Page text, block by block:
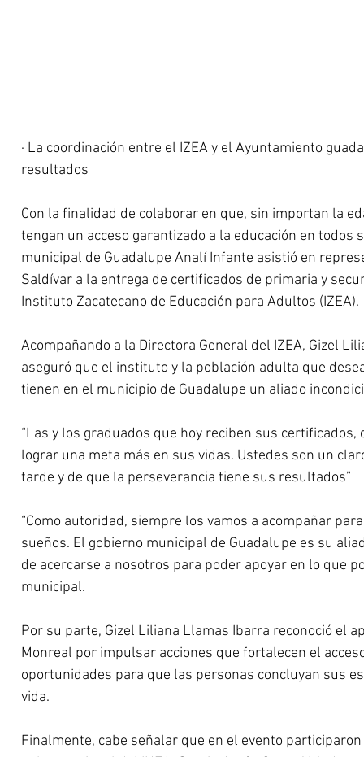
· La coordinación entre el IZEA y el Ayuntamiento
resultados
Con la finalidad de colaborar en que, sin importan la
tengan un acceso garantizado a la educación en todos
municipal de Guadalupe Analí Infante asistió en
Saldívar a la entrega de certificados de primaria y
Instituto Zacatecano de Educación para Adultos (IZEA).
Acompañando a la Directora General del IZEA, Gizel
aseguró que el instituto y la población adulta que
tienen en el municipio de Guadalupe un aliado
“Las y los graduados que hoy reciben sus
lograr una meta más en sus vidas. Ustedes son un
tarde y de que la perseverancia tiene sus resultados”
“Como autoridad, siempre los vamos a acompañar
sueños. El gobierno municipal de Guadalupe es su
de acercarse a nosotros para poder apoyar en lo que
municipal.
Por su parte, Gizel Liliana Llamas Ibarra reconoció el
Monreal por impulsar acciones que fortalecen el
oportunidades para que las personas concluyan sus
vida.
Finalmente, cabe señalar que en el evento